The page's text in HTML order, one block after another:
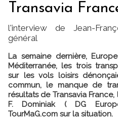
Transavia
l'interview de Jean-
général
La semaine dernière,
Méditerranée, les trois
sur les vols loisirs
commun, le manque de
résultats de Transavia France,
F. Dominiak ( DG
TourMaG.com sur la situation.